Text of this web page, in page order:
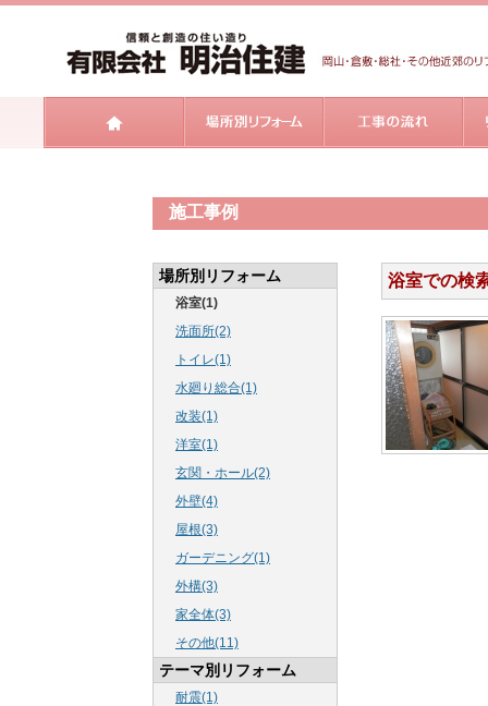
施工事例
場所別リフォーム
浴室(1)
洗面所(2)
トイレ(1)
水廻り総合(1)
改装(1)
洋室(1)
玄関・ホール(2)
外壁(4)
屋根(3)
ガーデニング(1)
外構(3)
家全体(3)
その他(11)
テーマ別リフォーム
耐震(1)
浴室での検